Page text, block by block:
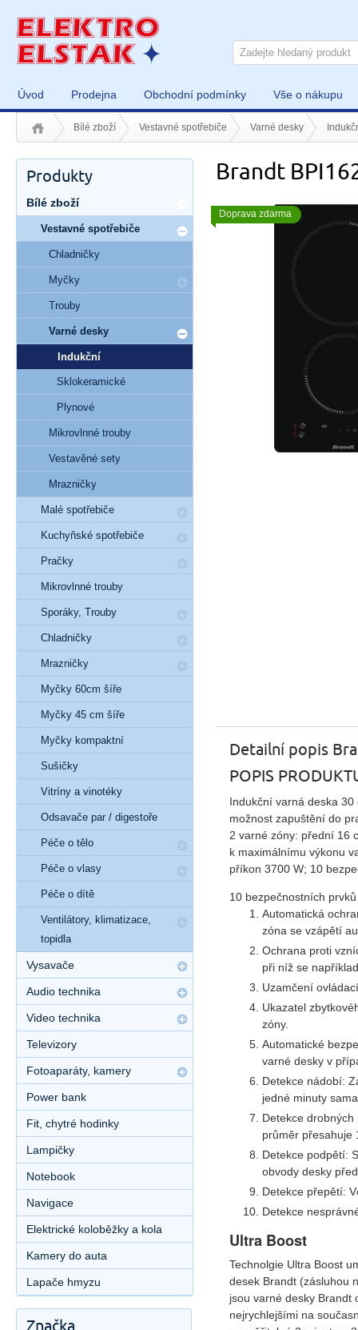
Úvod Prodejna Obchodní podmínky Vše o nákupu
Bílé zboží Vestavné spotřebiče Varné desky
Brandt
Doprava zdarma
Detailní popis
POPIS
Indukční varná deska
možnost zapuštění do
2 varné zóny: přední 16
k maximálnímu výkonu
příkon 3700 W; 10
10 bezpečnostních prvků
Automatická
zóna se vzápětí
Ochrana proti
při níž se
Uzamčení
Ukazatel
zóny.
Automatické
varné desky v
Detekce nádobí:
jedné minuty
Detekce
průměr přesahuje
Detekce podpětí:
obvody desky
Detekce přepětí:
Detekce
Ultra Boost
Technolgie Ultra Boost
desek Brandt (zásluhou
jsou varné desky Brandt
nejrychlejšími na
Produkty
Bílé zboží
Vestavné spotřebiče
Chladničky
Myčky
Trouby
Varné desky
Indukční
Sklokeramické
Plynové
Mikrovlnné trouby
Vestavěné sety
Mrazničky
Malé spotřebiče
Kuchyňské spotřebiče
Pračky
Mikrovlnné trouby
Sporáky, Trouby
Chladničky
Mrazničky
Myčky 60cm šíře
Myčky 45 cm šíře
Myčky kompaktní
Sušičky
Vitríny a vinotéky
Odsavače par / digestoře
Péče o tělo
Péče o vlasy
Péče o dítě
Ventilátory, klimatizace,
topidla
Vysavače
Audio technika
Video technika
Televizory
Fotoaparáty, kamery
Power bank
Fit, chytré hodinky
Lampičky
Notebook
Navigace
Elektrické koloběžky a kola
Kamery do auta
Lapače hmyzu